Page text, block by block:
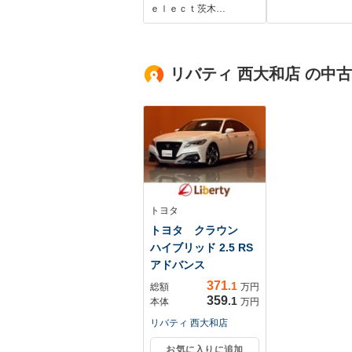
チナビ バックカメ
ラ ETC 前方ドラ
置 Bluetooth
ｅｌｅｃｔ茨木…
ヒーター ドラ
LEDヘッド
リバティ 西大和店 の中
トヨタ
トヨタ クラウン
ハイブリッド 2.5 RS
アドバンス
総額 371.1 万円
本体
359.1 万円
リバティ 西大和店
お気に入りに追加